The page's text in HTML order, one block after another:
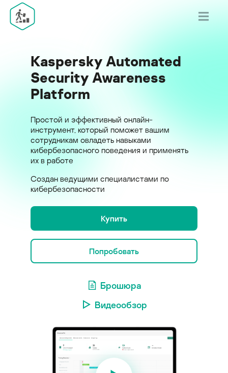
Kaspersky Automated
Security Awareness
Platform
Простой и эффективный онлайн-
инструмент, который поможет вашим
сотрудникам овладеть навыками
кибербезопасного поведения и применять
их в работе
Создан ведущими специалистами по
кибербезопасности
Купить
Попробовать
Брошюра
Видеообзор